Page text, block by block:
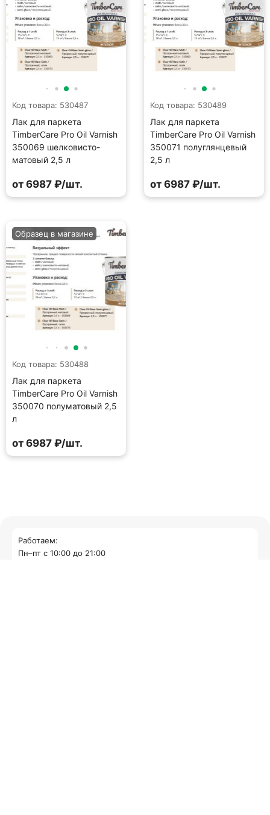
Код товара: 530487
Лак для паркета
TimberCare Pro Oil Varnish
350069 шелковисто-
матовый 2,5 л
от 6987 ₽/шт.
Код товара: 530489
Лак для паркета
TimberCare Pro Oil Varnish
350071 полуглянцевый
2,5 л
от 6987 ₽/шт.
Код товара: 530488
Лак для паркета
TimberCare Pro Oil Varnish
350070 полуматовый 2,5
л
Образец в магазине
от 6987 ₽/шт.
Работаем:
Пн–пт с 10:00 до 21:00